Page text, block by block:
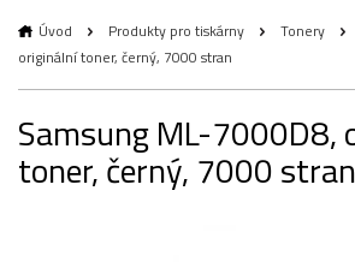
Úvod Produkty pro tiskárny Tonery
originální toner, černý, 7000 stran
Samsung ML-7000D8,
toner, černý, 7000 stran